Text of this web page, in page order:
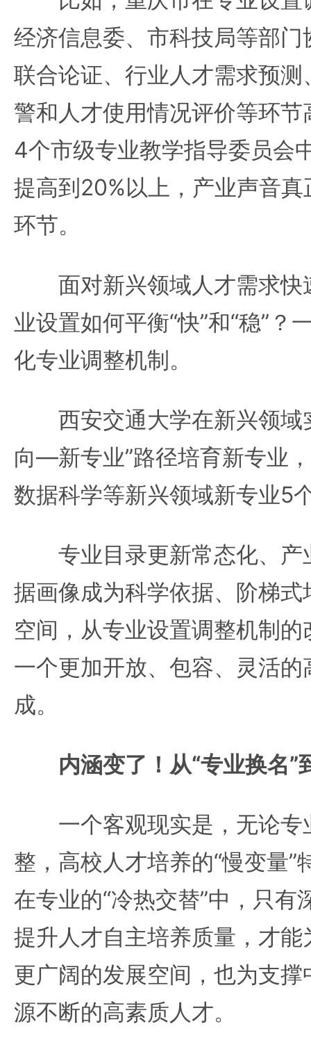
经济信息委、市科技局等部
联合论证、行业人才需求预
警和人才使用情况评价等环
4个市级专业教学指导委员会
提高到20%以上，产业声音
环节。
面对新兴领域人才需求快
业设置如何平衡“快”和“稳”？
化专业调整机制。
西安交通大学在新兴领域
向—新专业”路径培育新专业
数据科学等新兴领域新专业5
专业目录更新常态化、产
据画像成为科学依据、阶梯
空间，从专业设置调整机制
一个更加开放、包容、灵活
成。
内涵变了！从“专业换名”
一个客观现实是，无论专
整，高校人才培养的“慢变量”
在专业的“冷热交替”中，只有
提升人才自主培养质量，才
更广阔的发展空间，也为支
源不断的高素质人才。